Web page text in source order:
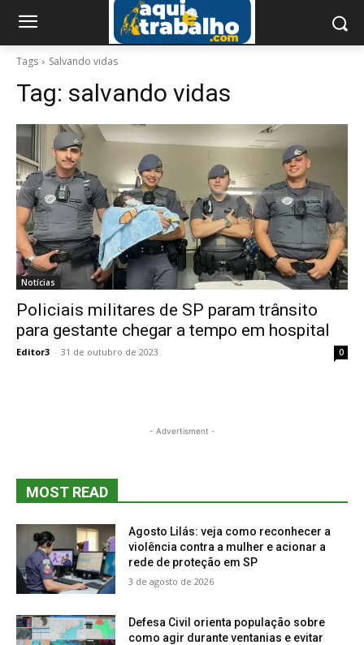
Tags Salvando vidas
Tag: salvando vidas
Notícias
Policiais militares de SP param trânsito
para gestante chegar a tempo em hospital
Editor3 - 31 de outubro de 2023 0
- Advertisment -
MOST READ
Agosto Lilás: veja como reconhecer a
violência contra a mulher e acionar a
rede de proteção em SP
3 de agosto de 2026
Defesa Civil orienta população sobre
como agir durante ventanias e evitar